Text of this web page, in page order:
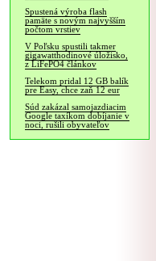
Spustená výroba flash
pamäte s novým najvyšším
počtom vrstiev
V Poľsku spustili takmer
gigawatthodinové úložisko,
z LiFePO4 článkov
Telekom pridal 12 GB balík
pre Easy, chce zaň 12 eur
Súd zakázal samojazdiacim
Google taxíkom dobíjanie v
noci, rušili obyvateľov